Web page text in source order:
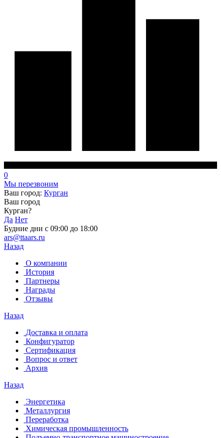
0
Мы перезвоним
Ваш город: Курган
Ваш город
Курган?
Да Нет
Будние дни с 09:00 до 18:00
ars@ttaars.ru
Назад
О компании
История
Партнеры
Награды
Отзывы
Назад
Доставка и оплата
Конфигуратор
Сертификация
Вопрос и ответ
Архив
Назад
Энергетика
Металлургия
Переработка
Химическая промышленность